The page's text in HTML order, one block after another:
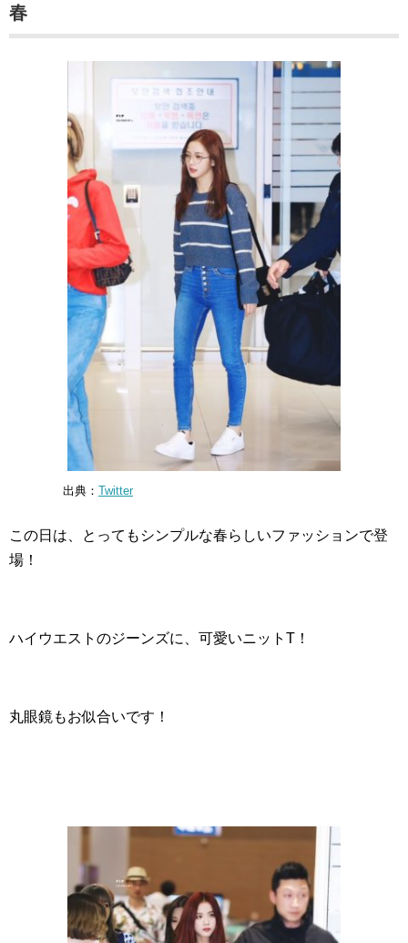
春
出典： Twitter
この日は、とってもシンプルな春らしいファッションで登
場！
ハイウエストのジーンズに、可愛いニットT！
丸眼鏡もお似合いです！